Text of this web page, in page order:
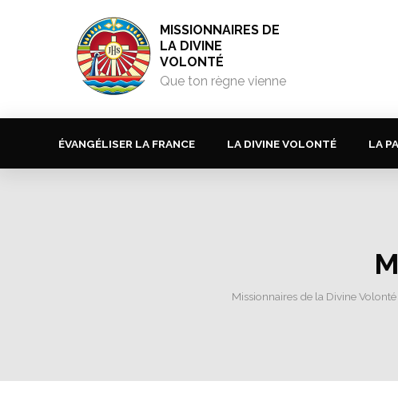
MISSIONNAIRES DE
LA DIVINE
VOLONTÉ
Que ton règne vienne
ÉVANGÉLISER LA FRANCE LA DIVINE VOLONTÉ LA
Missionnaires de la Divine Volonté